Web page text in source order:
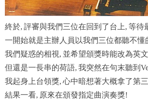
終於, 評審與我們三位在回到了台上, 等待
一開始就是主辦人員以我們三位都聽不懂
我們疑惑的相視, 並希望頒獎時能改為英文
但還是一長串的荷語, 我突然在句末聽到
我起身上台領獎, 心中暗想著大概拿了第
結果一看, 原來在頒發指定曲演奏獎!